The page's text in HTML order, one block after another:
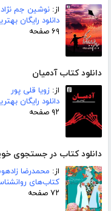
از: نوشین جم نژاد
دانلود رایگان
۶۹ صفحه
دانلود کتاب آدمیان
از: زویا قلی پور
دانلود رایگان
۹۲ صفحه
دانلود کتاب در جستجوی
از: محمدرضا
کتاب‌های
۷۲ صفحه